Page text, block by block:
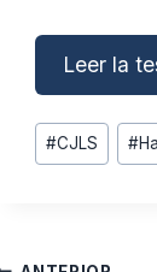
Leer la
Etiquetas
de
#CJLS #